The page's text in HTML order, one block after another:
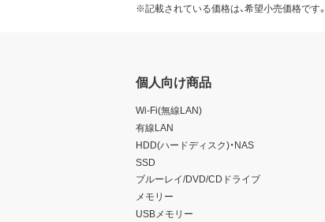
※記載されている価格は、希望小売価格です。
個人向け商品
Wi-Fi(無線LAN)
有線LAN
HDD(ハードディスク)・NAS
SSD
ブルーレイ/DVD/CDドライブ
メモリー
USBメモリー